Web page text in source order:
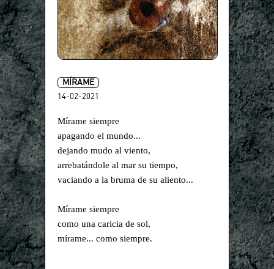
MÍRAME
14-02-2021
Mírame siempre
apagando el mundo...
dejando mudo al viento,
arrebatándole al mar su tiempo,
vaciando a la bruma de su aliento...
Mírame siempre
como una caricia de sol,
mírame... como siempre.